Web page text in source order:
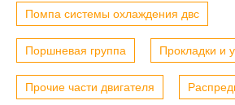
Помпа системы охлаждения двс
Поршневая группа Прокладки и
Прочие части двигателя